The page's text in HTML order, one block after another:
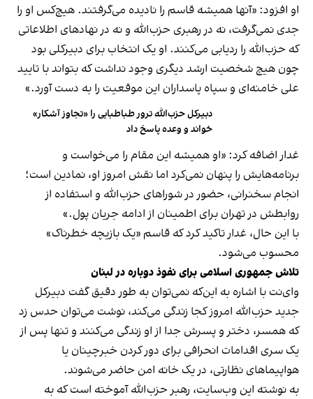
او افزود: «آنها همیشه قاسم را نادیده می‌گرفتند. هیچ‌کس او را
جدی نمی‌گرفت، نه در رهبری حزب‌الله و نه در نهادهای اطلاعاتی
که حزب‌الله را ردیابی می‌کنند. او یک انتخاب برای دبیرکلی بود
چون هیچ شخصیت ارشد دیگری وجود نداشت که بتواند با تایید
علی خامنه‌ای و سپاه پاسداران این موقعیت را به دست آورد.»
دبیرکل حزب‌الله ترور طباطبایی را «تجاوز آشکار»
خواند و وعده پاسخ داد
غدار اضافه کرد: «او همیشه این مقام را می‌خواست و
برنامه‌هایش را پنهان نمی‌کرد اما نقش امروز او، نمادین است؛
انجام سخنرانی، حضور در شوراهای حزب‌الله و استفاده از
روابطش در تهران برای اطمینان از ادامه جریان پول.»
با این حال، غدار تاکید کرد که قاسم «یک بازیچه خطرناک»
محسوب می‌شود.
تلاش جمهوری اسلامی برای نفوذ دوباره در لبنان
وای‌نت با اشاره به این‌که نمی‌توان به طور دقیق گفت دبیرکل
جدید حزب‌الله امروز کجا زندگی می‌کند، نوشت می‌توان حدس زد
که همسر، دختر و پسرش جدا از او زندگی می‌کنند و تنها پس از
یک سری اقدامات انحرافی برای دور کردن خبرچینان یا
هواپیماهای نظارتی، در یک خانه امن حاضر می‌شوند.
به نوشته این وب‌سایت، رهبر حزب‌الله آموخته است که به